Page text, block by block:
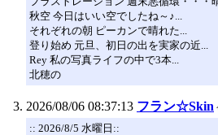
秋空 今日はいい空でしたね～♪...
それぞれの朝 ピーカンで晴れた...
登り始め 元旦、初日の出を実家の近...
Rey 私の写真ライフの中で3本...
北穂の
2026/08/06 08:37:13 フラン☆Skin
:: 2026/8/5 水曜日::